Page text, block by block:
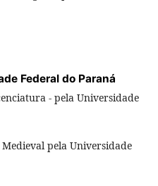
Federal do Paraná
- pela Universidade
pela Universidade